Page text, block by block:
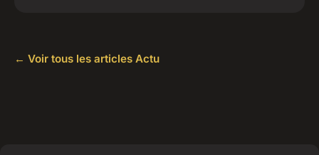
← Voir tous les articles Actu